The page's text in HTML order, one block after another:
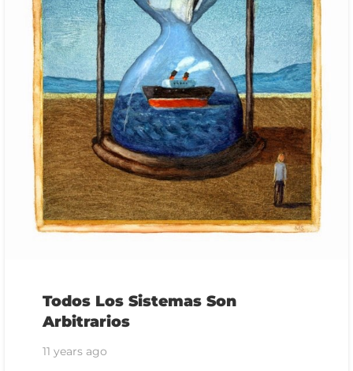
Todos Los Sistemas Son
Arbitrarios
11 years ago